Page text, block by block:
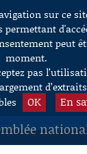
sur ce
peut
moment.
pas
OK En